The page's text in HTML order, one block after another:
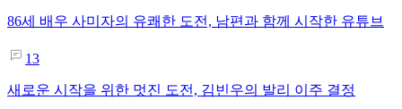
86세 배우 사미자의 유쾌한 도전, 남편과 함께 시작한 유튜브
13
새로운 시작을 위한 멋진 도전, 김빈우의 발리 이주 결정